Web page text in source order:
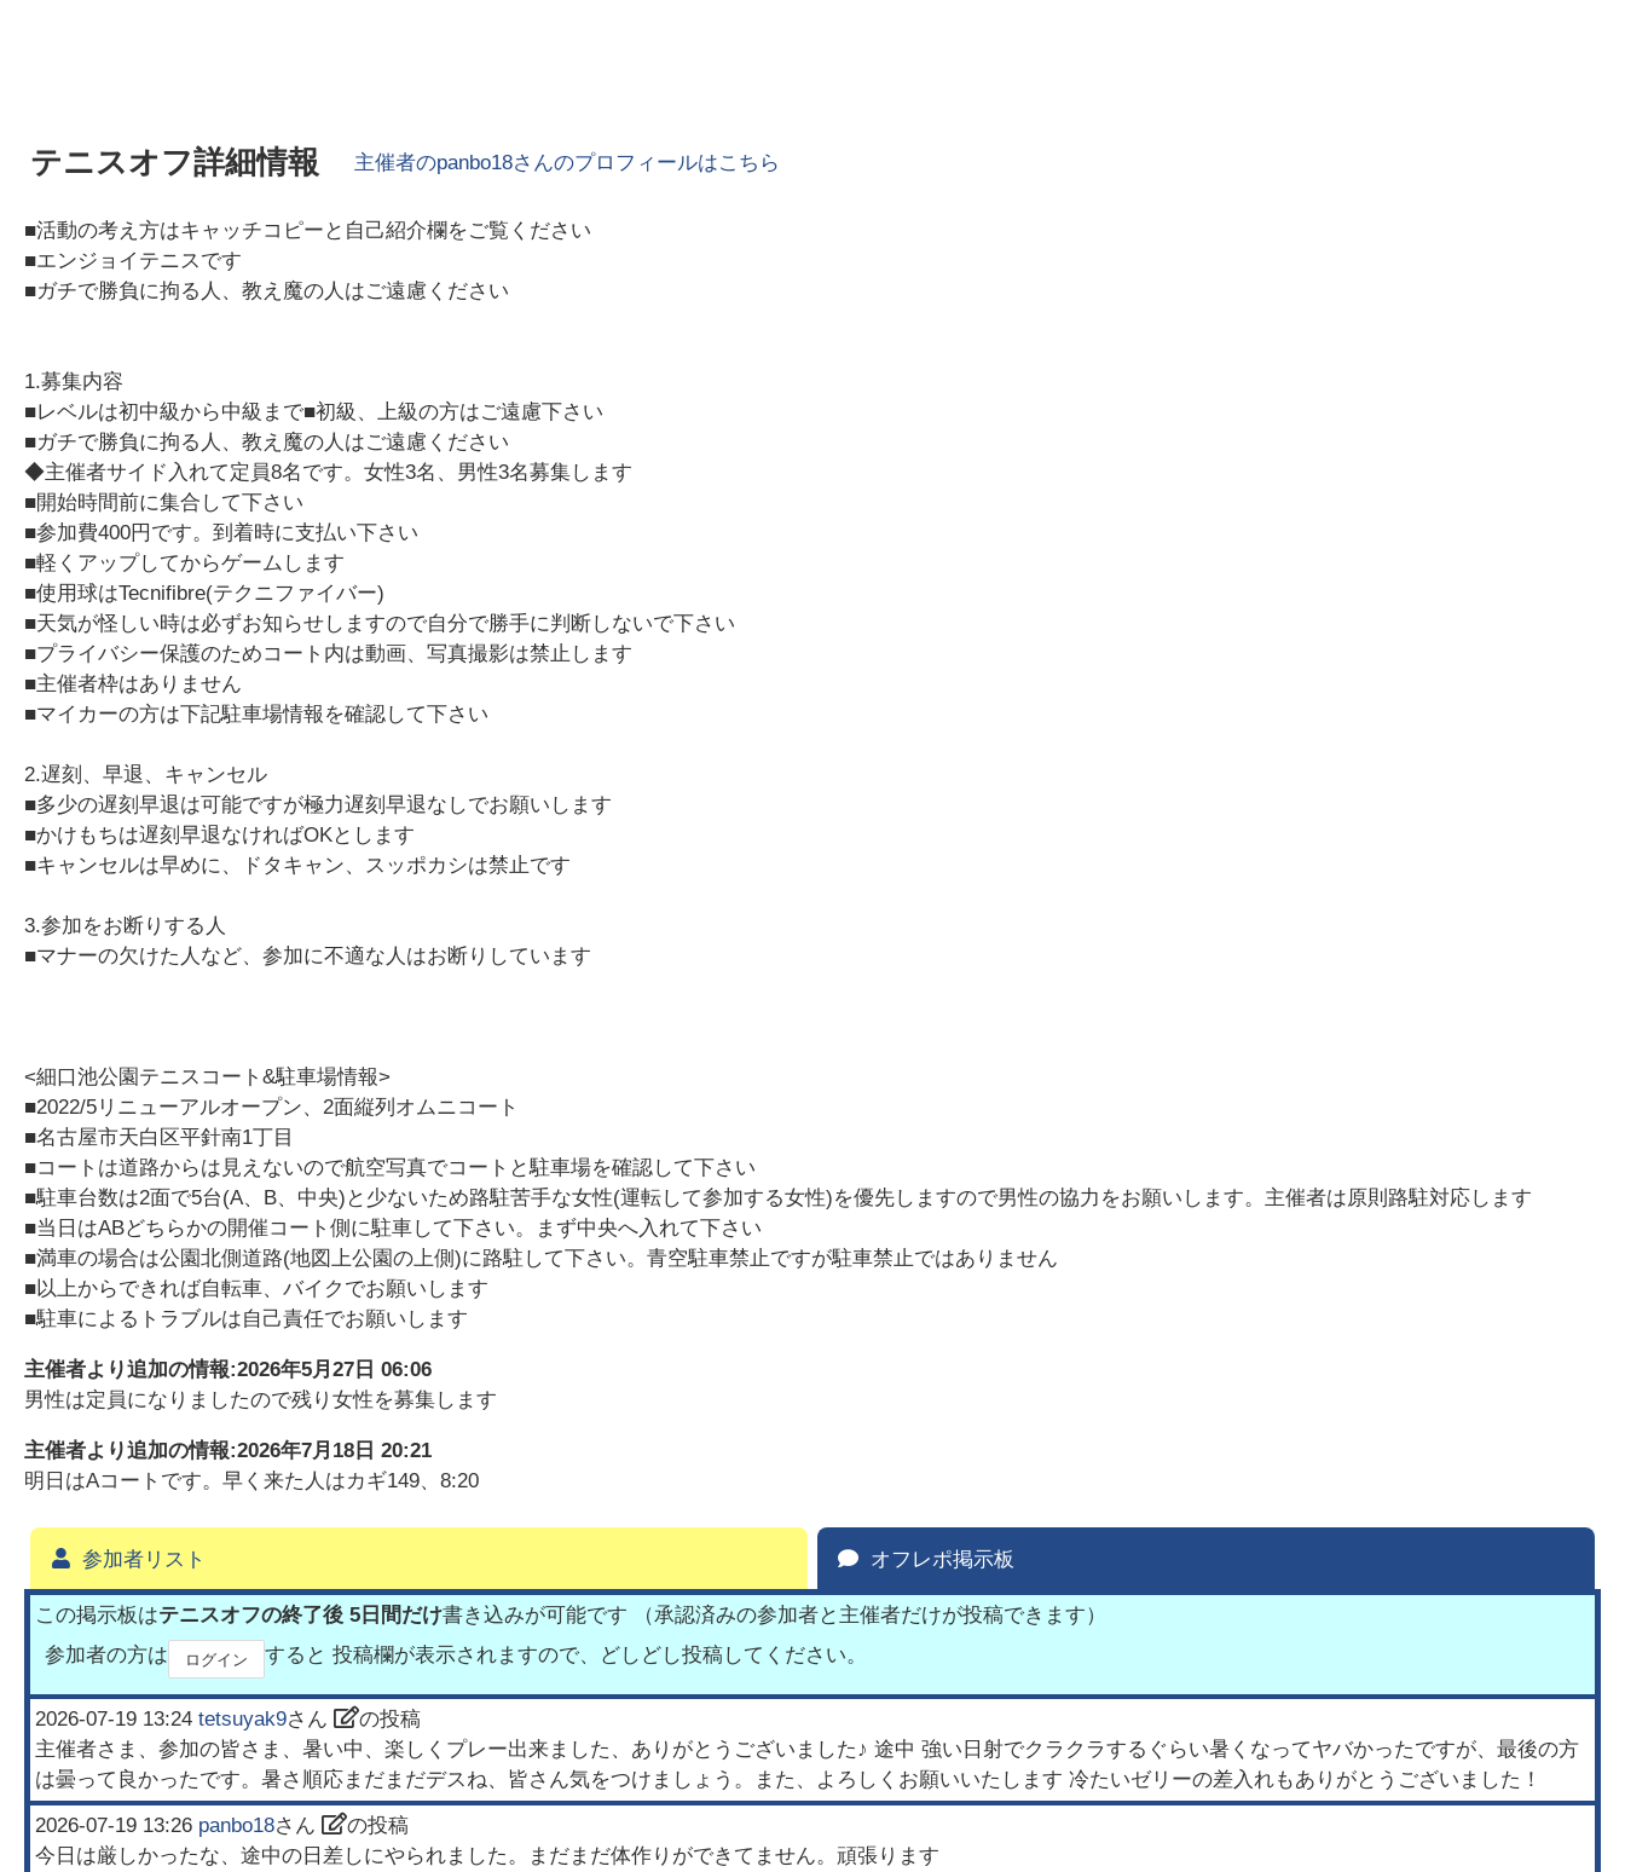
テニスオフ詳細情報 主催者のpanbo18さんのプロフィールはこちら
■活動の考え方はキャッチコピーと自己紹介欄をご覧ください
■エンジョイテニスです
■ガチで勝負に拘る人、教え魔の人はご遠慮ください
1.募集内容
■レベルは初中級から中級まで■初級、上級の方はご遠慮下さい
■ガチで勝負に拘る人、教え魔の人はご遠慮ください
◆主催者サイド入れて定員8名です。女性3名、男性3名募集します
■開始時間前に集合して下さい
■参加費400円です。到着時に支払い下さい
■軽くアップしてからゲームします
■使用球はTecnifibre(テクニファイバー)
■天気が怪しい時は必ずお知らせしますので自分で勝手に判断しないで下さい
■プライバシー保護のためコート内は動画、写真撮影は禁止します
■主催者枠はありません
■マイカーの方は下記駐車場情報を確認して下さい
2.遅刻、早退、キャンセル
■多少の遅刻早退は可能ですが極力遅刻早退なしでお願いします
■かけもちは遅刻早退なければOKとします
■キャンセルは早めに、ドタキャン、スッポカシは禁止です
3.参加をお断りする人
■マナーの欠けた人など、参加に不適な人はお断りしています
<細口池公園テニスコート&駐車場情報>
■2022/5リニューアルオープン、2面縦列オムニコート
■名古屋市天白区平針南1丁目
■コートは道路からは見えないので航空写真でコートと駐車場を確認して下さい
■駐車台数は2面で5台(A、B、中央)と少ないため路駐苦手な女性(運転して参加する女性)を優先しますので男性の協力をお願いします。主催者は原則路駐対応します
■当日はABどちらかの開催コート側に駐車して下さい。まず中央へ入れて下さい
■満車の場合は公園北側道路(地図上公園の上側)に路駐して下さい。青空駐車禁止ですが駐車禁止ではありません
■以上からできれば自転車、バイクでお願いします
■駐車によるトラブルは自己責任でお願いします
主催者より追加の情報:2026年5月27日 06:06
男性は定員になりましたので残り女性を募集します
主催者より追加の情報:2026年7月18日 20:21
明日はAコートです。早く来た人はカギ149、8:20
参加者リスト オフレポ掲示板
この掲示板はテニスオフの終了後 5日間だけ書き込みが可能です （承認済みの参加者と主催者だけが投稿できます）
参加者の方は
ログイン すると 投稿欄が表示されますので、どしどし投稿してください。
2026-07-19 13:24 tetsuyak9さん
の投稿
主催者さま、参加の皆さま、暑い中、楽しくプレー出来ました、ありがとうございました♪ 途中 強い日射でクラクラするぐらい暑くなってヤバかったですが、最後の方
は曇って良かったです。暑さ順応まだまだデスね、皆さん気をつけましょう。また、よろしくお願いいたします 冷たいゼリーの差入れもありがとうございました！
2026-07-19 13:26 panbo18さん
の投稿
今日は厳しかったな、途中の日差しにやられました。まだまだ体作りができてません。頑張ります